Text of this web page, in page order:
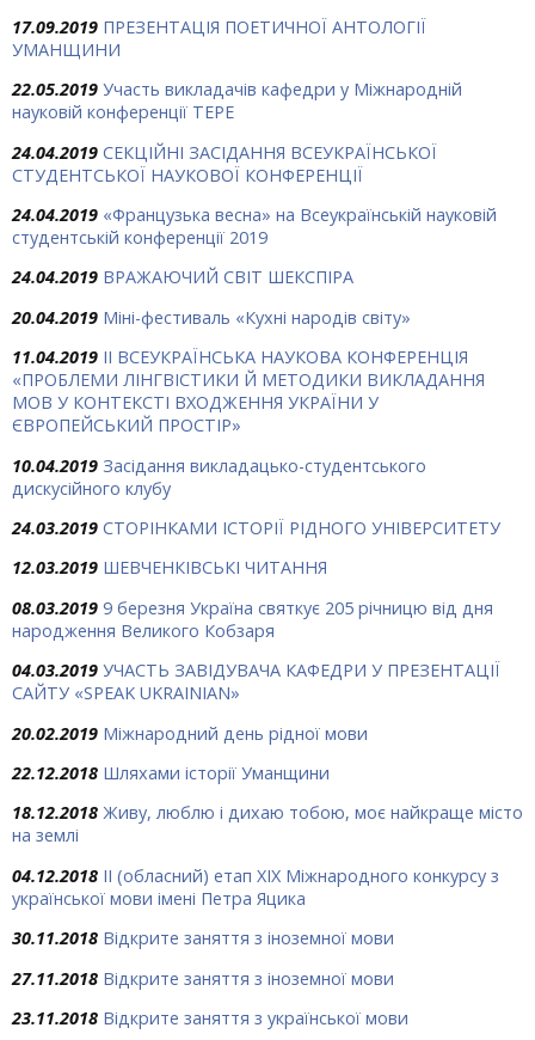
17.09.2019 ПРЕЗЕНТАЦІЯ ПОЕТИЧНОЇ АНТОЛОГІЇ
УМАНЩИНИ
22.05.2019 Участь викладачів кафедри у Міжнародній
науковій конференції ТЕРЕ
24.04.2019 СЕКЦІЙНІ ЗАСІДАННЯ ВСЕУКРАЇНСЬКОЇ
СТУДЕНТСЬКОЇ НАУКОВОЇ КОНФЕРЕНЦІЇ
24.04.2019 «Французька весна» на Всеукраїнській науковій
студентській конференції 2019
24.04.2019 ВРАЖАЮЧИЙ СВІТ ШЕКСПІРА
20.04.2019 Міні-фестиваль «Кухні народів світу»
11.04.2019 ІІ ВСЕУКРАЇНСЬКА НАУКОВА КОНФЕРЕНЦІЯ
«ПРОБЛЕМИ ЛІНГВІСТИКИ Й МЕТОДИКИ ВИКЛАДАННЯ
МОВ У КОНТЕКСТІ ВХОДЖЕННЯ УКРАЇНИ У
ЄВРОПЕЙСЬКИЙ ПРОСТІР»
10.04.2019 Засідання викладацько-студентського
дискусійного клубу
24.03.2019 СТОРІНКАМИ ІСТОРІЇ РІДНОГО УНІВЕРСИТЕТУ
12.03.2019 ШЕВЧЕНКІВСЬКІ ЧИТАННЯ
08.03.2019 9 березня Україна святкує 205 річницю від дня
народження Великого Кобзаря
04.03.2019 УЧАСТЬ ЗАВІДУВАЧА КАФЕДРИ У ПРЕЗЕНТАЦІЇ
САЙТУ «SPEAK UKRAINIAN»
20.02.2019 Міжнародний день рідної мови
22.12.2018 Шляхами історії Уманщини
18.12.2018 Живу, люблю і дихаю тобою, моє найкраще місто
на землі
04.12.2018 ІІ (обласний) етап ХІХ Міжнародного конкурсу з
української мови імені Петра Яцика
30.11.2018 Відкрите заняття з іноземної мови
27.11.2018 Відкрите заняття з іноземної мови
23.11.2018 Відкрите заняття з української мови